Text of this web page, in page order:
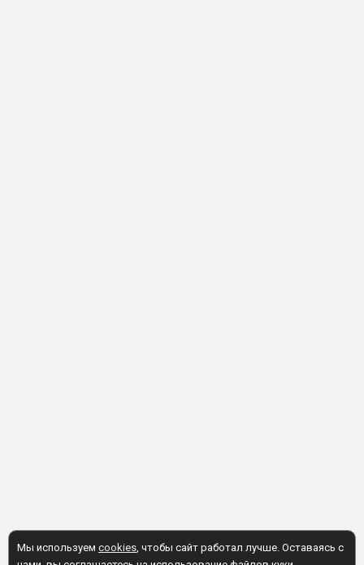
Мы используем cookies, чтобы сайт работал лучше. Оставаясь с